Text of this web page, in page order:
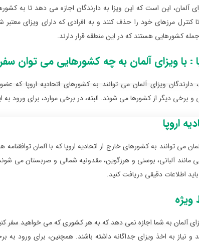
کنترل مرزهای خود را حذف کنند و به افرادی که دارای ویزای
جمله کشورهایی هستند که در این منطقه قرار دارند.
: با ویزای آلمان به چه کشورهایی می توان
ویزای آلمان می توانند به کشورهای اتحادیه اروپا که
و برخی دیگر از کشورها می شوند. البته، در برخی موارد، برای ورود به
اروپا
می توانند به کشورهای خارج از اتحادیه اروپا که با آلمان
مانند آلبانی، بوسنی و هرزگوین، مقدونیه شمالی و صربستان می
اطلاعات دقیقی دریافت کنید.
آلمان به شما اجازه نمی دهد که به هر کشوری که می خواهید
و نیاز به اخذ ویزای جداگانه داشته باشند. همچنین، برای ورود